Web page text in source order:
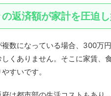
の返済額が家計を圧迫
数になっている場合、300万
しくありません。そこに家賃、
すいです。